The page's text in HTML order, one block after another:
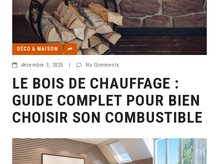
DÉCO & MAISON
décembre 3, 2025 | No Comments
LE BOIS DE CHAUFFAGE :
GUIDE COMPLET POUR BIEN
CHOISIR SON COMBUSTIBLE